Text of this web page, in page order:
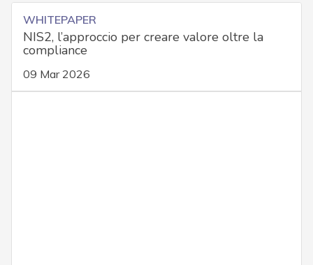
WHITEPAPER
NIS2, l’approccio per creare valore oltre la
compliance
09 Mar 2026